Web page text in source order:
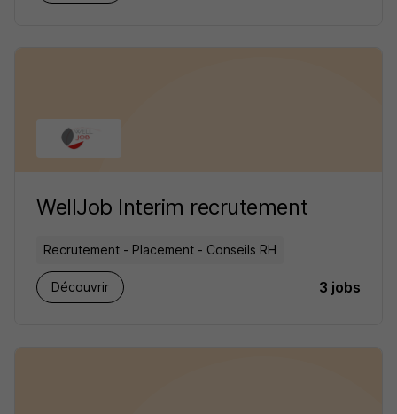
WellJob Interim recrutement
Recrutement - Placement - Conseils RH
Découvrir 3 jobs